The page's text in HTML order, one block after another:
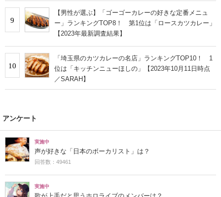
9
【男性が選ぶ】「ゴーゴーカレーの好きな定番メニュ
ー」ランキングTOP8！ 第1位は「ロースカツカレー」
【2023年最新調査結果】
10
「埼玉県のカツカレーの名店」ランキングTOP10！ 1
位は「キッチンニューほしの」【2023年10月11日時点
／SARAH】
アンケート
実施中
声が好きな「日本のボーカリスト」は？
回答数：49461
実施中